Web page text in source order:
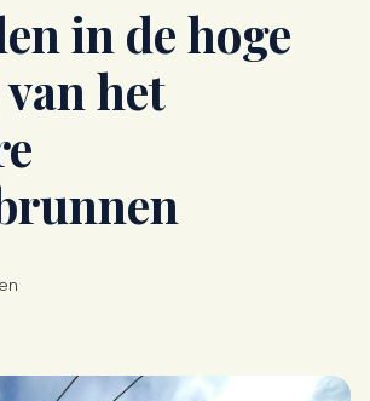
in de hoge
het